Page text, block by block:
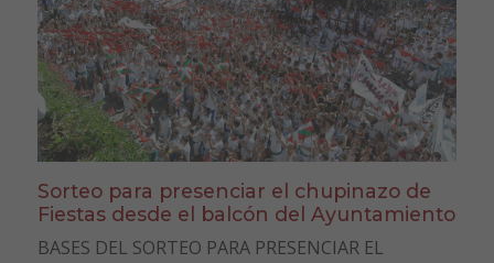
Sorteo para presenciar el chupinazo de
Fiestas desde el balcón del Ayuntamiento
BASES DEL SORTEO PARA PRESENCIAR EL